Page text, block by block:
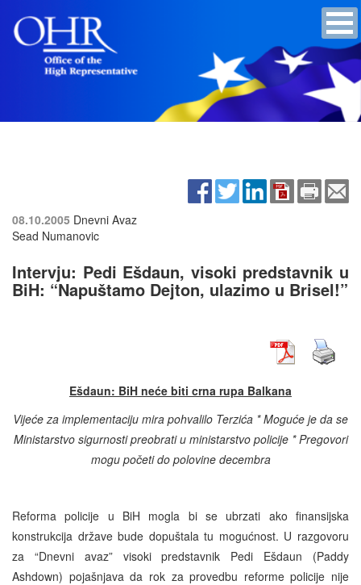
08.10.2005 Dnevni Avaz
Sead Numanovic
Intervju: Pedi Ešdaun, visoki predstavnik u
BiH: “Napuštamo Dejton, ulazimo u Brisel!”
Ešdaun: BiH neće biti crna rupa Balkana
Vijeće za implementaciju mira pohvalilo Terzića * Moguće je da se
Ministarstvo sigurnosti preobrati u ministarstvo policije * Pregovori
mogu početi do polovine decembra
Reforma policije u BiH mogla bi se ubrzati ako finansijska
konstrukcija države bude dopuštala tu mogućnost. U razgovoru
za “Dnevni avaz” visoki predstavnik Pedi Ešdaun (Paddy
Ashdown) pojašnjava da rok za provedbu reforme policije nije